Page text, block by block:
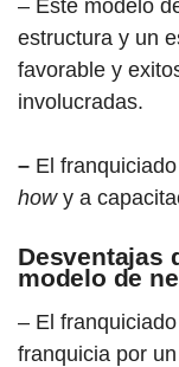
– Este modelo
estructura y un
favorable y
involucradas.
– El
how y a
Desventajas
modelo de
– El
franquicia por